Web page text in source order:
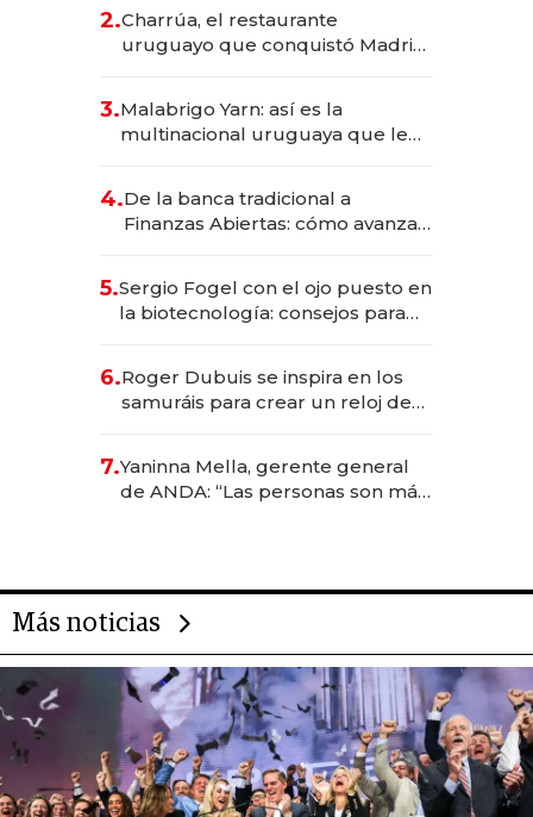
millones
2.Charrúa, el restaurante
uruguayo que conquistó Madrid:
anticipación y prepara apertura
3.Malabrigo Yarn: así es la
multinacional uruguaya que le
4.De la banca tradicional a
Finanzas Abiertas: cómo avanza
5.Sergio Fogel con el ojo puesto en
la biotecnología: consejos para
6.Roger Dubuis se inspira en los
samuráis para crear un reloj de
7.Yaninna Mella, gerente general
de ANDA: “Las personas son más
Más noticias